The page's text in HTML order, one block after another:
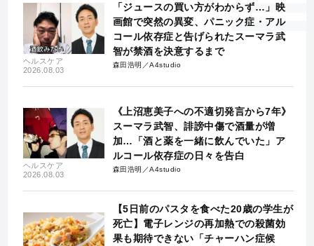
ヘルスケア
2026.08.03
「ジュースの買い方がわからず…」映
画館で突然の異変、パニック症・アル
コール依存症と告げられたスーマラ武
智が禁酒を決意するまで
森田浩明／A4studio
ヘルスケア
2026.08.03
《上沼恵美子への不適切発言から7年》
スーマラ武智、誹謗中傷で酒量が増
加…「酒と薬を一緒に飲んでいた」ア
ルコール依存症の日々を告白
森田浩明／A4studio
【5日前のパスタを食べた20歳の学生が
死亡】電子レンジの再加熱での殺菌効
果も期待できない「チャーハン症候